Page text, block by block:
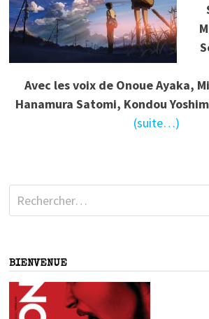
Avec les voix de Onoue Ayaka,
Hanamura Satomi, Kondou
(suite…)
Rechercher :
BIENVENUE